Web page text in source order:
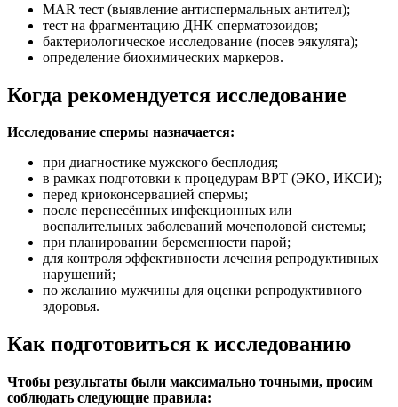
MAR тест (выявление антиспермальных антител);
тест на фрагментацию ДНК сперматозоидов;
бактериологическое исследование (посев эякулята);
определение биохимических маркеров.
Когда рекомендуется исследование
Исследование спермы назначается:
при диагностике мужского бесплодия;
в рамках подготовки к процедурам ВРТ (ЭКО, ИКСИ);
перед криоконсервацией спермы;
после перенесённых инфекционных или
воспалительных заболеваний мочеполовой системы;
при планировании беременности парой;
для контроля эффективности лечения репродуктивных
нарушений;
по желанию мужчины для оценки репродуктивного
здоровья.
Как подготовиться к исследованию
Чтобы результаты были максимально точными, просим
соблюдать следующие правила: